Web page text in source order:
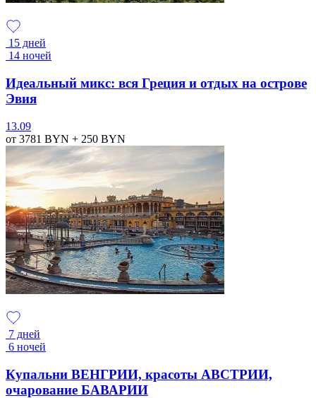
15 дней
14 ночей
Идеальный микс: вся Греция и отдых на острове
Эвия
13.09
от 3781 BYN + 250 BYN
7 дней
6 ночей
Купальни ВЕНГРИИ, красоты АВСТРИИ,
очарование БАВАРИИ